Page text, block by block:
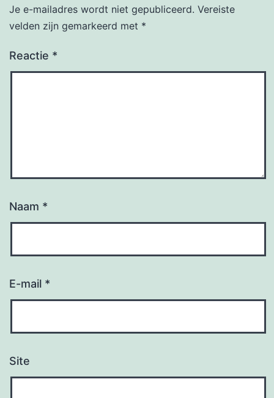
Je e-mailadres wordt niet gepubliceerd. Vereiste
velden zijn gemarkeerd met *
Reactie *
Naam *
E-mail *
Site